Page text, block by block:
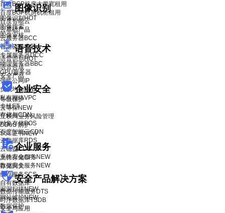
图像识别
图像识别HOT
图像搜索
图像审核
语音技术
语音识别 HOT
语音合成
安全产品
企业安全
等级保护
云等保NEW
互联网业务风险管理
DDoS 防护
SSL证书NEW
企业服务
系统安全服务NEW
数据安全服务 NEW
安全产品解决方案
漏洞扫描NEW
网站维护NEW
数据保护
百度BGP机房大带宽租用
百度BGP机房机柜租用
百度智能云
云基础产品
云服务器BCC
香港云服务器
专属服务器DCC
物理服务器BBC
GPU服务器
弹性公网IP
负载均衡BLB
私有网络VPC
专线ET
存储与CDN
对象存储BOS
百度智能云CDN
云数据库RDS
云磁盘CDS
文件存储CFS
存储网关
缓存服务SCS
自有数据库
数据传输服务DTS
时序数据库TSDB
安全与应用